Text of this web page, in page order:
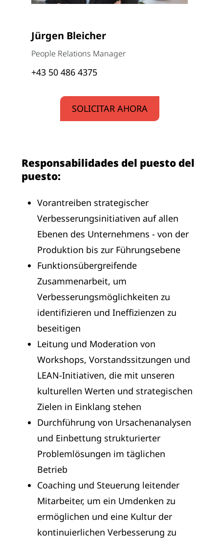
Jürgen Bleicher
People Relations Manager
+43 50 486 4375
SOLICITAR AHORA
Responsabilidades del puesto del
puesto:
Vorantreiben strategischer
Verbesserungsinitiativen auf allen
Ebenen des Unternehmens - von der
Produktion bis zur Führungsebene
Funktionsübergreifende
Zusammenarbeit, um
Verbesserungsmöglichkeiten zu
identifizieren und Ineffizienzen zu
beseitigen
Leitung und Moderation von
Workshops, Vorstandssitzungen und
LEAN-Initiativen, die mit unseren
kulturellen Werten und strategischen
Zielen in Einklang stehen
Durchführung von Ursachenanalysen
und Einbettung strukturierter
Problemlösungen im täglichen
Betrieb
Coaching und Steuerung leitender
Mitarbeiter, um ein Umdenken zu
ermöglichen und eine Kultur der
kontinuierlichen Verbesserung zu